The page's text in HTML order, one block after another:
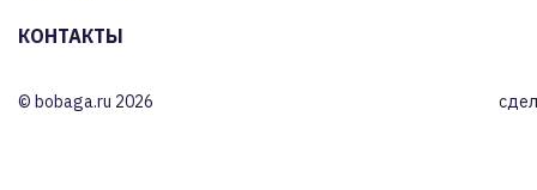
КОНТАКТЫ
© bobaga.ru 2026